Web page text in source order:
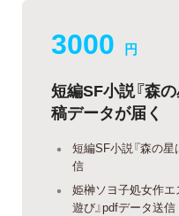
3000 円
短編SF小説『森
稿データが届く
短編SF小説『森の
信
姫榊ソヨ子処女作エ
遊び』pdfデータ送信